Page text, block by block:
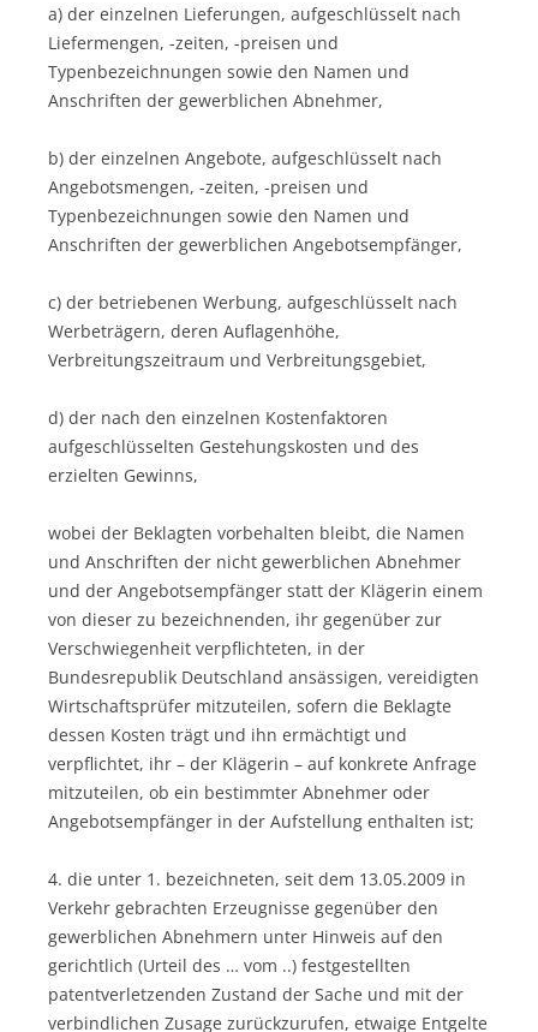
a) der einzelnen Lieferungen, aufgeschlüsselt nach
Liefermengen, -zeiten, -preisen und
Typenbezeichnungen sowie den Namen und
Anschriften der gewerblichen Abnehmer,
b) der einzelnen Angebote, aufgeschlüsselt nach
Angebotsmengen, -zeiten, -preisen und
Typenbezeichnungen sowie den Namen und
Anschriften der gewerblichen Angebotsempfänger,
c) der betriebenen Werbung, aufgeschlüsselt nach
Werbeträgern, deren Auflagenhöhe,
Verbreitungszeitraum und Verbreitungsgebiet,
d) der nach den einzelnen Kostenfaktoren
aufgeschlüsselten Gestehungskosten und des
erzielten Gewinns,
wobei der Beklagten vorbehalten bleibt, die Namen
und Anschriften der nicht gewerblichen Abnehmer
und der Angebotsempfänger statt der Klägerin einem
von dieser zu bezeichnenden, ihr gegenüber zur
Verschwiegenheit verpflichteten, in der
Bundesrepublik Deutschland ansässigen, vereidigten
Wirtschaftsprüfer mitzuteilen, sofern die Beklagte
dessen Kosten trägt und ihn ermächtigt und
verpflichtet, ihr – der Klägerin – auf konkrete Anfrage
mitzuteilen, ob ein bestimmter Abnehmer oder
Angebotsempfänger in der Aufstellung enthalten ist;
4. die unter 1. bezeichneten, seit dem 13.05.2009 in
Verkehr gebrachten Erzeugnisse gegenüber den
gewerblichen Abnehmern unter Hinweis auf den
gerichtlich (Urteil des … vom ..) festgestellten
patentverletzenden Zustand der Sache und mit der
verbindlichen Zusage zurückzurufen, etwaige Entgelte